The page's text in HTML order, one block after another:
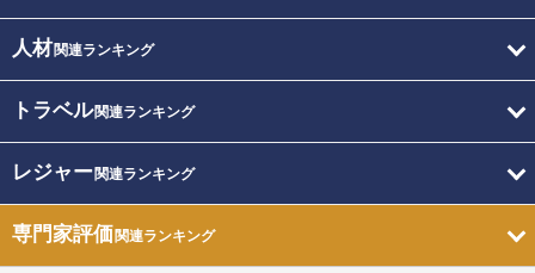
人材関連ランキング
トラベル関連ランキング
レジャー関連ランキング
専門家評価関連ランキング